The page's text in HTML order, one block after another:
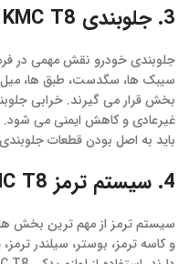
3. جلوبندی KMC T8
جلوبندی خودرو نقش مهمی در
سیبک ها، سگدست، طبق ها،
بخش قرار می گیرند. خرابی
باید به اصل بودن قطعات
4. سیستم ترمز KMC T8
سیستم ترمز از مهم ترین بخش
و کاسه ترمز، بوستر، سیلندر